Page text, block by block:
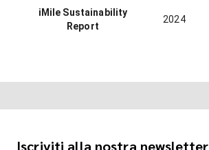
iMile Sustainability
Report
2024
Iscriviti alla nostra newsletter